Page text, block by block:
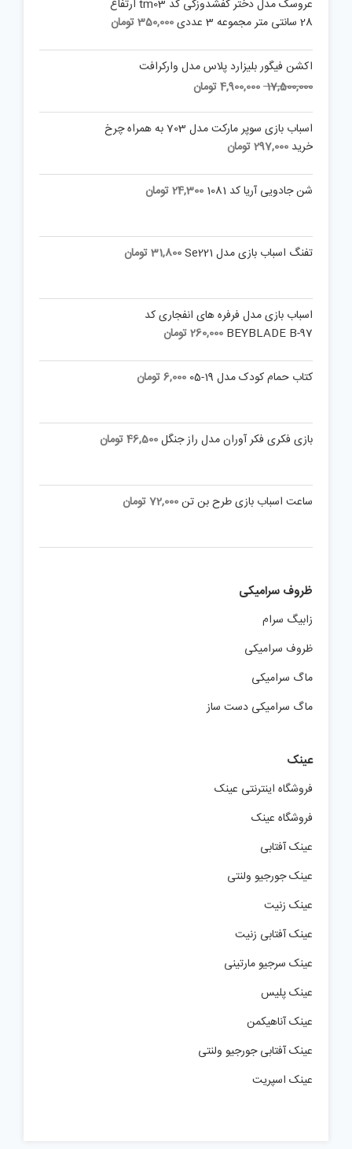
عروسک مدل دختر کفشدوزکی کد tm03 ارتفاع
28 سانتی متر مجموعه 3 عددی
350,000تومان
اکشن فیگور بلیزارد پلاس مدل وارکرافت
17,500,000
Original
17,500,000 تومان.
4,900,000تومان
4,900,000 تومان.اسباب بازی سوپر مارکت مدل 703 به همراه چرخ
خرید 297,000تومان
شن جادویی آریا کد 1081 24,300تومان
تفنگ اسباب بازی مدل Se221 31,800تومان
اسباب بازی مدل فرفره های انفجاری کد
BEYBLADE B-97
260,000تومان
کتاب حمام کودک مدل 19-05 6,000تومان
بازی فکری فکر آوران مدل راز جنگل46,500تومان
ساعت اسباب بازی طرح بن تن72,000تومان
ظروف سرامیکی
زابیگ سرام
ظروف سرامیکی
ماگ سرامیکی
ماگ سرامیکی دست ساز
عینک
فروشگاه اینترنتی عینک
فروشگاه عینک
عینک آفتابی
عینک جورجیو ولنتی
عینک زنیت
عینک آفتابی زنیت
عینک سرجیو مارتینی
عینک پلیس
عینک آناهیکمن
عینک آفتابی جورجیو ولنتی
عینک اسپریت